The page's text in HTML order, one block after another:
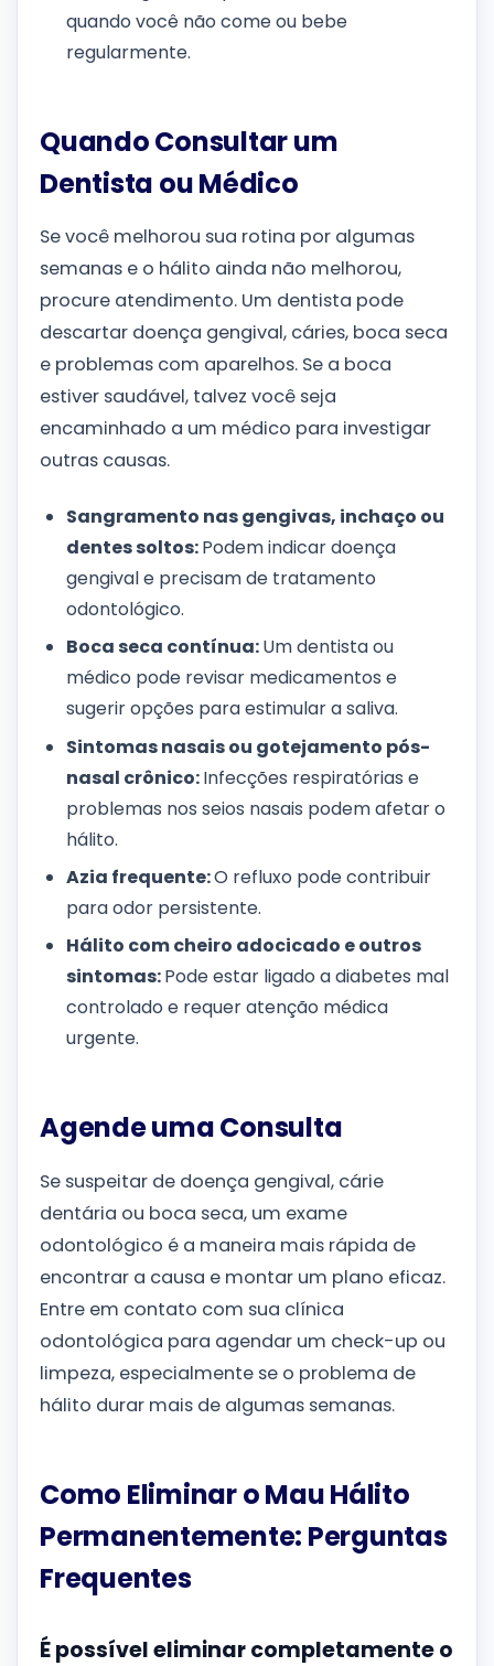
quando você não come ou bebe
regularmente.
Quando Consultar um
Dentista ou Médico
Se você melhorou sua rotina por algumas
semanas e o hálito ainda não melhorou,
procure atendimento. Um dentista pode
descartar doença gengival, cáries, boca seca
e problemas com aparelhos. Se a boca
estiver saudável, talvez você seja
encaminhado a um médico para investigar
outras causas.
Sangramento nas gengivas, inchaço ou
dentes soltos:Podem indicar doença
gengival e precisam de tratamento
odontológico.
Boca seca contínua:Um dentista ou
médico pode revisar medicamentos e
sugerir opções para estimular a saliva.
Sintomas nasais ou gotejamento pós-
nasal crônico:Infecções respiratórias e
problemas nos seios nasais podem afetar o
hálito.
Azia frequente:O refluxo pode contribuir
para odor persistente.
Hálito com cheiro adocicado e outros
sintomas:Pode estar ligado a diabetes mal
controlado e requer atenção médica
urgente.
Agende uma Consulta
Se suspeitar de doença gengival, cárie
dentária ou boca seca, um exame
odontológico é a maneira mais rápida de
encontrar a causa e montar um plano eficaz.
Entre em contato com sua clínica
odontológica para agendar um check-up ou
limpeza, especialmente se o problema de
hálito durar mais de algumas semanas.
Como Eliminar o Mau Hálito
Permanentemente: Perguntas
Frequentes
É possível eliminar completamente o